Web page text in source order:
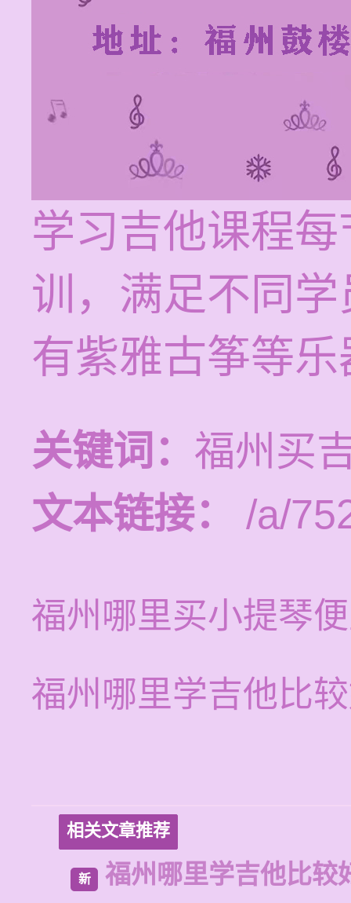
学习吉他课程
训，满足不同
有紫雅古筝等
关键词： 福州买
文本链接：
/a/
福州哪里买小提琴
福州哪里学吉他比
相关文章推荐
新 福州哪里学吉他比较